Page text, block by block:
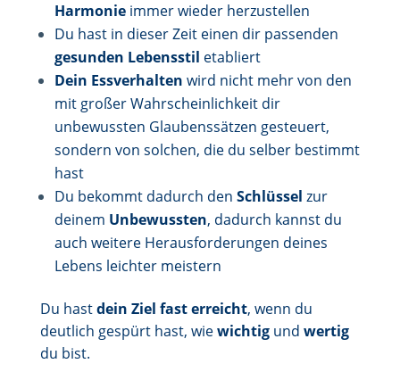
Harmonieimmer wieder herzustellen
Du hast in dieser Zeit einen dir passenden
gesunden Lebensstil etabliert
Dein Essverhalten wird nicht mehr von den
mit großer Wahrscheinlichkeit dir
unbewussten Glaubenssätzen gesteuert,
sondern von solchen, die du selber bestimmt
hast
Du bekommt dadurch den Schlüssel zur
deinem Unbewussten, dadurch kannst du
auch weitere Herausforderungen deines
Lebens leichter meistern
Du hastdein Ziel fast erreicht, wenn du
deutlich gespürt hast, wiewichtig und wertig
du bist.